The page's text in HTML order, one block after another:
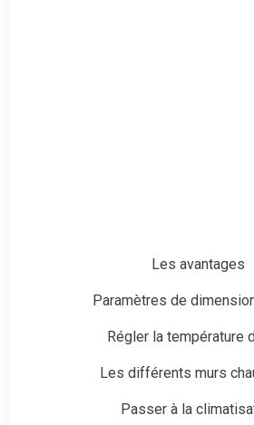
Les avantages
Paramètres de
Régler la température
Les différents murs
Passer à la